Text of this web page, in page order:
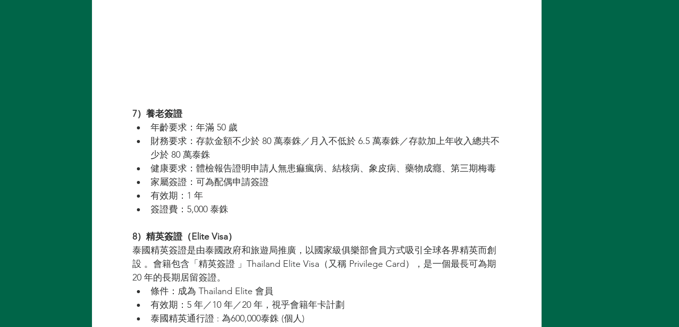
7）養老簽證
年齡要求：年滿 50 歲
財務要求：存款金額不少於 80 萬泰銖／月入不低於 6.5 萬泰銖／存款加上年收入總共不
少於 80 萬泰銖
健康要求：體檢報告證明申請人無患痲瘋病、結核病、象皮病、藥物成癮、第三期梅毒
家屬簽證：可為配偶申請簽證
有效期：1 年
簽證費：5,000 泰銖
8）精英簽證（Elite Visa）
泰國精英簽證是由泰國政府和旅遊局推廣，以國家級俱樂部會員方式吸引全球各界精英而創
設 。會籍包含「精英簽證 」Thailand Elite Visa（又稱 Privilege Card），是一個最長可為期
20 年的長期居留簽證。
條件：成為 Thailand Elite 會員
有效期：5 年／10 年／20 年，視乎會籍年卡計劃
泰國精英通行證 : 為600,000泰銖 (個人)